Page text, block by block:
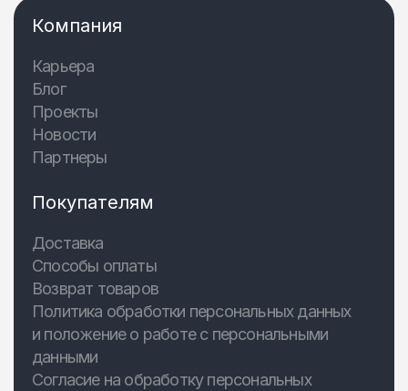
Компания
Карьера
Блог
Проекты
Новости
Партнеры
Покупателям
Доставка
Способы оплаты
Возврат товаров
Политика обработки персональных данных
и положение о работе с персональными
данными
Согласие на обработку персональных